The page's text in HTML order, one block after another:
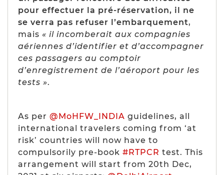
pour effectuer la pré-réservation, il ne
se verra pas refuser l’embarquement,
mais « il incomberait aux compagnies
aériennes d’identifier et d’accompagner
ces passagers au comptoir
d’enregistrement de l’aéroport pour les
tests ».
As per @MoHFW_INDIA guidelines, all
international travelers coming from ‘at
risk’ countries will now have to
compulsorily pre-book #RTPCR test. This
arrangement will start from 20th Dec,